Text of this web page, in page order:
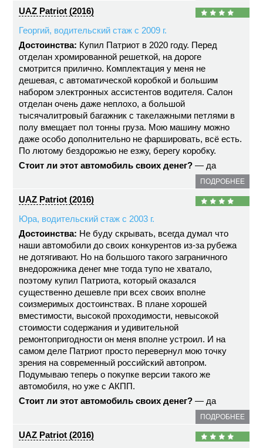
UAZ Patriot (2016)
Георгий, водительский стаж с 2009 г.
Достоинства: Купил Патриот в 2020 году. Перед
отделан хромированной решеткой, на дороге
смотрится прилично. Комплектация у меня не
дешевая, с автоматической коробкой и большим
набором электронных ассистентов водителя. Салон
отделан очень даже неплохо, а большой
тысячалитровый багажник с такелажными петлями в
полу вмещает пол тонны груза. Мою машину можно
даже особо дополнительно не фаршировать, всё есть.
По лютому бездорожью не езжу, берегу коробку.
Стоит ли этот автомобиль своих денег? — да
ПОДРОБНЕЕ
UAZ Patriot (2016)
Юра, водительский стаж с 2003 г.
Достоинства: Не буду скрывать, всегда думал что
наши автомобили до своих конкурентов из-за рубежа
не дотягивают. Но на большого такого заграничного
внедорожника денег мне тогда тупо не хватало,
поэтому купил Патриота, который оказался
существенно дешевле при всех своих вполне
соизмеримых достоинствах. В плане хорошей
вместимости, высокой проходимости, невысокой
стоимости содержания и удивительной
ремонтопригодности он меня вполне устроил. И на
самом деле Патриот просто перевернул мою точку
зрения на современный российский автопром.
Подумываю теперь о покупке версии такого же
автомобиля, но уже с АКПП.
Стоит ли этот автомобиль своих денег? — да
ПОДРОБНЕЕ
UAZ Patriot (2016)